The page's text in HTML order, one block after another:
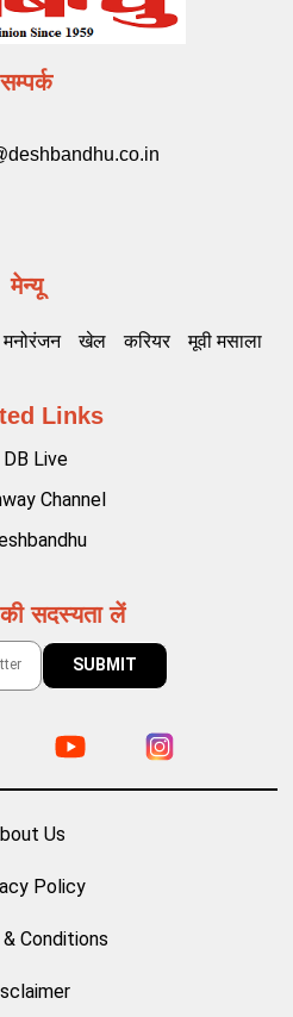
सम्पर्क
मेन्यू
मनोरंजन खेल करियर मूवी मसाला
Links
DB Live
Channel
सदस्यता लें
Us
Policy
Conditions